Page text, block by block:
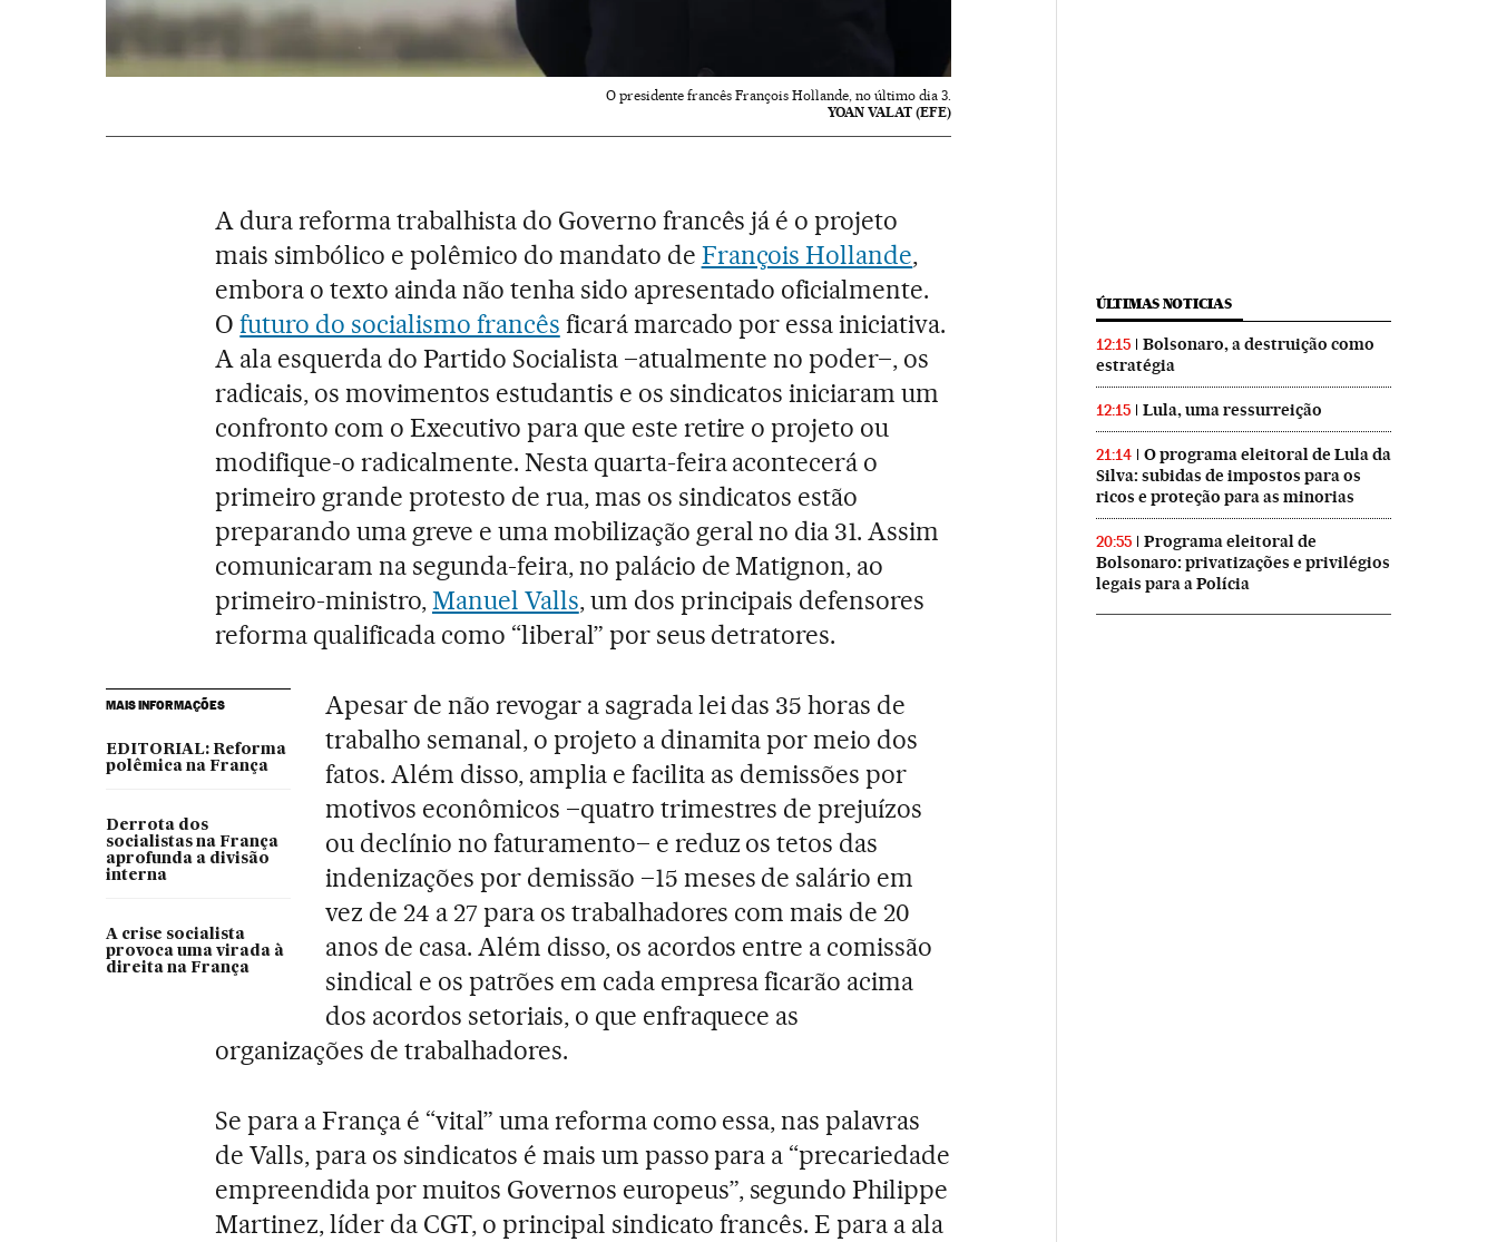
O presidente francês François Hollande, no último dia 3.
YOAN VALAT (EFE)
A dura reforma trabalhista do Governo francês já é o projeto
mais simbólico e polêmico do mandato de François Hollande,
embora o texto ainda não tenha sido apresentado oficialmente.
Ofuturo do socialismo francês ficará marcado por essa iniciativa.
A ala esquerda do Partido Socialista –atualmente no poder–, os
radicais, os movimentos estudantis e os sindicatos iniciaram um
confronto com o Executivo para que este retire o projeto ou
modifique-o radicalmente. Nesta quarta-feira acontecerá o
primeiro grande protesto de rua, mas os sindicatos estão
preparando uma greve e uma mobilização geral no dia 31. Assim
comunicaram na segunda-feira, no palácio de Matignon, ao
primeiro-ministro,Manuel Valls, um dos principais defensores
reforma qualificada como “liberal” por seus detratores.
MAIS INFORMAÇÕES
EDITORIAL: Reforma
polêmica na França
Derrota dos
socialistas na França
aprofunda a divisão
interna
A crise socialista
provoca uma virada à
direita na França
Apesar de não revogar a sagrada lei das 35 horas de
trabalho semanal, o projeto a dinamita por meio dos
fatos. Além disso, amplia e facilita as demissões por
motivos econômicos –quatro trimestres de prejuízos
ou declínio no faturamento– e reduz os tetos das
indenizações por demissão –15 meses de salário em
vez de 24 a 27 para os trabalhadores com mais de 20
anos de casa. Além disso, os acordos entre a comissão
sindical e os patrões em cada empresa ficarão acima
dos acordos setoriais, o que enfraquece as
organizações de trabalhadores.
Se para a França é “vital” uma reforma como essa, nas palavras
de Valls, para os sindicatos é mais um passo para a “precariedade
empreendida por muitos Governos europeus”, segundo Philippe
Martinez, líder da CGT, o principal sindicato francês. E para a ala
ÚLTIMAS NOTICIAS
12:15
Bolsonaro, a destruição como
estratégia
12:15 Lula, uma ressurreição
21:14
O programa eleitoral de Lula da
Silva: subidas de impostos para os
ricos e proteção para as minorias
20:55
Programa eleitoral de
Bolsonaro: privatizações e privilégios
legais para a Polícia